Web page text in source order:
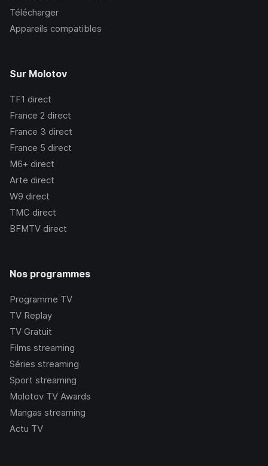
Télécharger
Appareils compatibles
Sur Molotov
TF1 direct
France 2 direct
France 3 direct
France 5 direct
M6+ direct
Arte direct
W9 direct
TMC direct
BFMTV direct
Nos programmes
Programme TV
TV Replay
TV Gratuit
Films streaming
Séries streaming
Sport streaming
Molotov TV Awards
Mangas streaming
Actu TV